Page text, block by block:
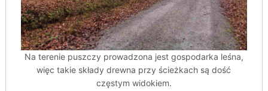
Na terenie puszczy prowadzona jest gospodarka leśna,
więc takie składy drewna przy ścieżkach są dość
częstym widokiem.